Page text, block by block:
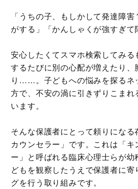
「うちの子、もしかして発達障
がする」「かんしゃくが強すぎて
安心したくてスマホ検索してみ
するたびに別の心配が増えたり、
り……。子どもへの悩みを探るネ
方で、不安の渦に引きずりこまれ
います。
そんな保護者にとって頼りになる
カウンセラー」です。これは「キ
ー」と呼ばれる臨床心理士らが幼
どもを観察したうえで保護者に
グを行う取り組みです。